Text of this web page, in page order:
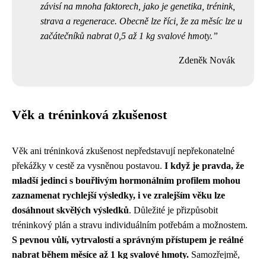
závisí na mnoha faktorech, jako je genetika, trénink,
strava a regenerace. Obecně lze říci, že za měsíc lze u
začátečníků nabrat 0,5 až 1 kg svalové hmoty.
Zdeněk Novák
Věk a tréninková zkušenost
Věk ani tréninková zkušenost nepředstavují nepřekonatelné
překážky v cestě za vysněnou postavou. I když je pravda, že
mladší jedinci s bouřlivým hormonálním profilem mohou
zaznamenat rychlejší výsledky, i ve zralejším věku lze
dosáhnout skvělých výsledků. Důležité je přizpůsobit
tréninkový plán a stravu individuálním potřebám a možnostem.
S pevnou vůlí, vytrvalostí a správným přístupem je reálné
nabrat během měsíce až 1 kg svalové hmoty. Samozřejmě,